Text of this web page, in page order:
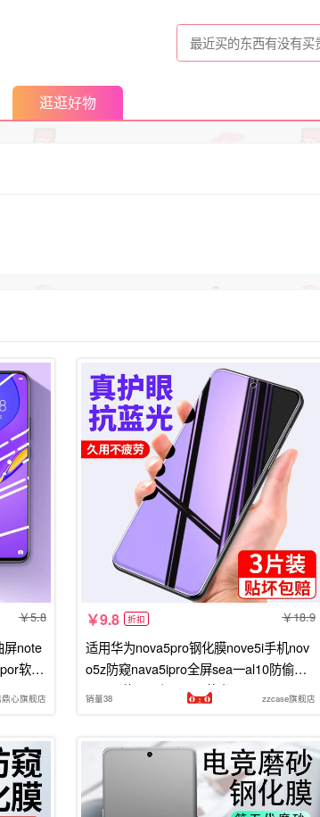
逛逛好物
5.8
屏note
软膜
心旗舰店
9.8 折扣 18.9
适用华为nova5pro钢化膜nove5i手机nov
o5z防窥nava5ipro全屏sea一al10防偷窥g
lk00屏幕spn防naov5t蓝光navo
销量38 zzcase旗舰店